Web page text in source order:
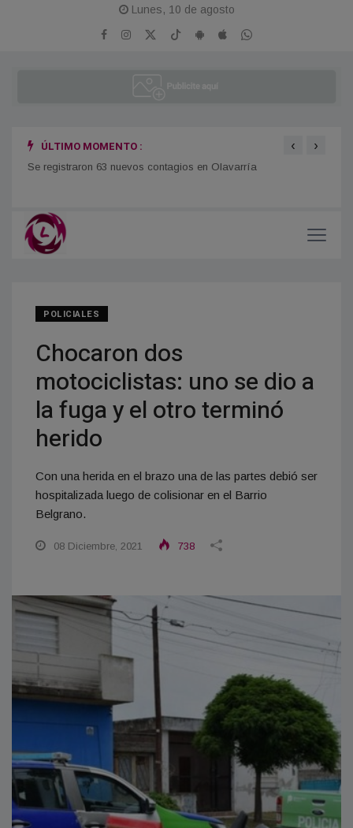
Lunes, 10 de agosto
ÚLTIMO MOMENTO :
Se registraron 63 nuevos contagios en Olavarría
‹ ›
POLICIALES
Chocaron dos
motociclistas: uno se dio a
la fuga y el otro terminó
herido
Con una herida en el brazo una de las partes debió ser
hospitalizada luego de colisionar en el Barrio
Belgrano.
08 Diciembre, 2021 738